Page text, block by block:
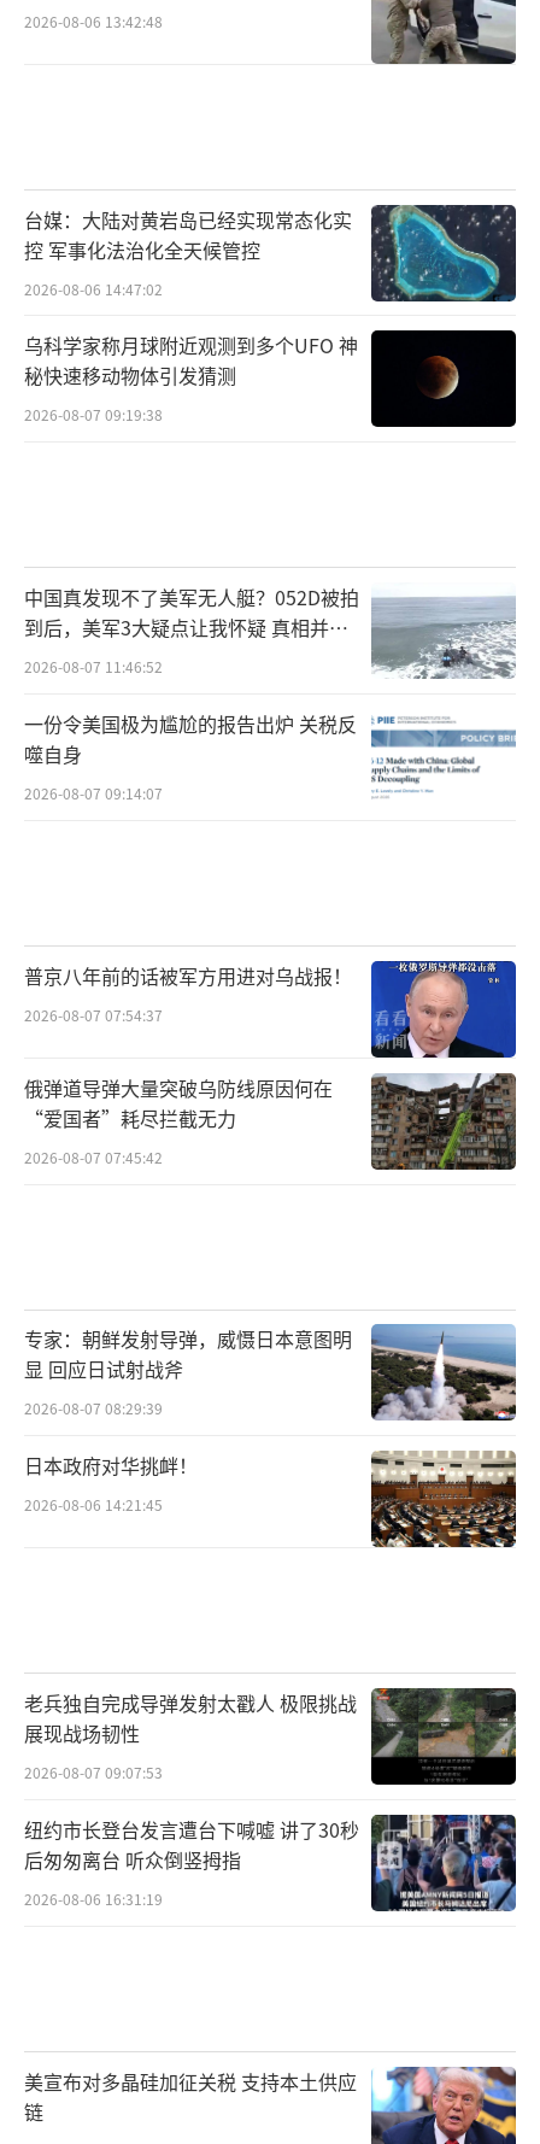
2026-08-06 13:42:48
台媒：大陆对黄岩岛已经实现常态化实
控 军事化法治化全天候管控
2026-08-06 14:47:02
乌科学家称月球附近观测到多个UFO 神
秘快速移动物体引发猜测
2026-08-07 09:19:38
中国真发现不了美军无人艇？052D被拍
到后，美军3大疑点让我怀疑 真相并非
如此
2026-08-07 11:46:52
一份令美国极为尴尬的报告出炉 关税反
噬自身
2026-08-07 09:14:07
普京八年前的话被军方用进对乌战报！
2026-08-07 07:54:37
俄弹道导弹大量突破乌防线原因何在
“爱国者”耗尽拦截无力
2026-08-07 07:45:42
专家：朝鲜发射导弹，威慑日本意图明
显 回应日试射战斧
2026-08-07 08:29:39
日本政府对华挑衅！
2026-08-06 14:21:45
老兵独自完成导弹发射太戳人 极限挑战
展现战场韧性
2026-08-07 09:07:53
纽约市长登台发言遭台下喊嘘 讲了30秒
后匆匆离台 听众倒竖拇指
2026-08-06 16:31:19
美宣布对多晶硅加征关税 支持本土供应
链